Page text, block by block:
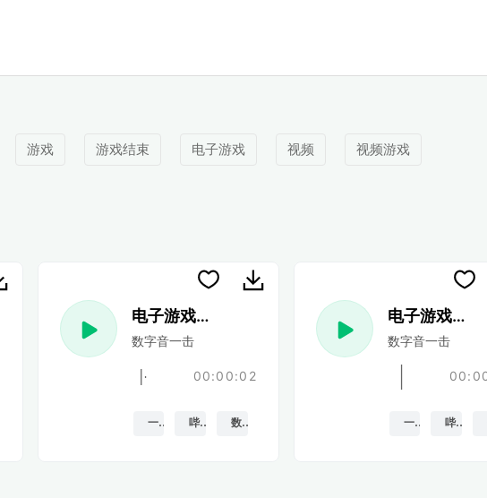
游戏 游戏结束 电子游戏 视频 视频游戏
电子游戏 27
数字音一击
00:00:02
一枪 哔哔声 数字的
电子游戏 28
数字音一击
一枪 哔哔声